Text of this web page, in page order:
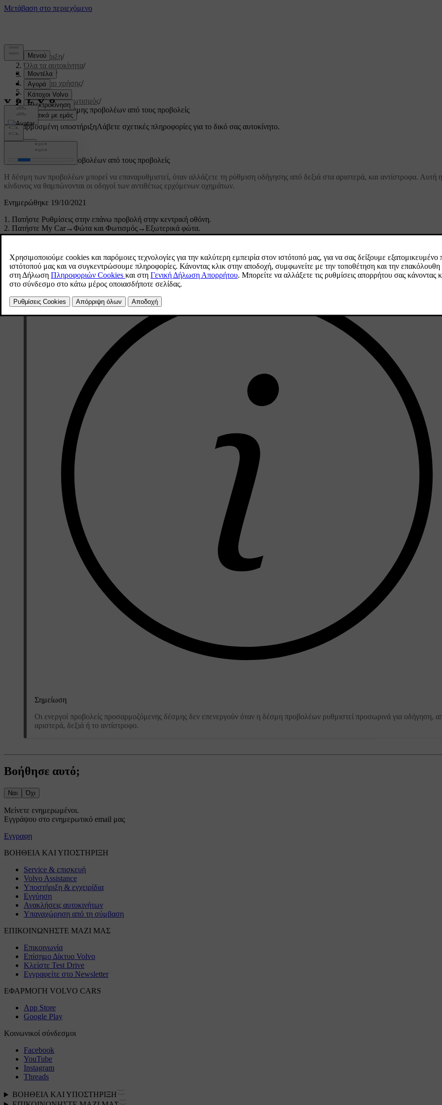
Υποστήριξη/
Όλα τα αυτοκίνητα/
V60 2022 /
Εγχειρίδιο χρήσης/
Φωτισμός/
Εξωτερικός φωτισμός/
Ρύθμιση της δέσμης προβολέων από τους προβολείς
Προσαρμοσμένη υποστήριξηΛάβετε σχετικές πληροφορίες για το δικό σας αυτοκίνητο.
Ενημερώθηκε 19/10/2021
Ρύθμιση της δέσμης προβολέων από τους προβολείς
Η δέσμη των προβολέων μπορεί να επαναρυθμιστεί, όταν αλλάζετε τη ρύθμιση οδήγησης από δεξιά στα αριστερά, και αντίστροφα.
κίνδυνος να θαμπώνονται οι οδηγοί των αντιθέτως ερχόμενων οχημάτων.
Πατήστε Ρυθμίσεις στην επάνω προβολή στην κεντρική οθόνη.
Πατήστε My Car→Φώτα και Φωτισμός→ Εξωτερικά φώτα.
ΕπιλέξτεΠροσωρ κυκλοφ στο δεξί ρεύμα/Προσωρ κυκλοφ στο αριστερό ρεύμα.
Σημείωση
Οι ενεργοί προβολείς προσαρμοζόμενης δέσμης δεν επενεργούν όταν η δέσμη προβολέων ρυθμιστεί προσωρινά για οδήγηση,
αριστερά, δεξιά ή το αντίστροφο.
Βοήθησε αυτό;
Ναι Όχι